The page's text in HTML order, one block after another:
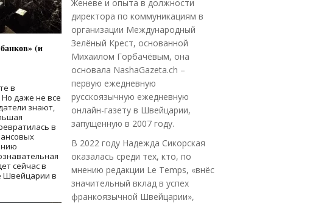
(и
в
даже не все
знают,
в
сейчас в
Швейцарии в
Женеве и опыта в должности
директора по коммуникациям в
организации Международный
Зелёный Крест, основанной
Михаилом Горбачёвым, она
основала NashaGazeta.ch –
первую ежедневную
русскоязычную ежедневную
онлайн-газету в Швейцарии,
запущенную в 2007 году.
В 2022 году Надежда Сикорская
оказалась среди тех, кто, по
мнению редакции Le Temps, «внёс
значительный вклад в успех
франкоязычной Швейцарии»,